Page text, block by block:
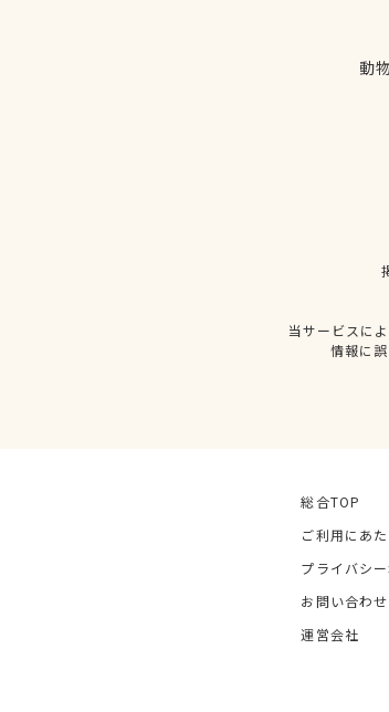
動
当サービスに
情報に
総合TOP
ご利用にあ
プライバシ
お問い合わせ
運営会社